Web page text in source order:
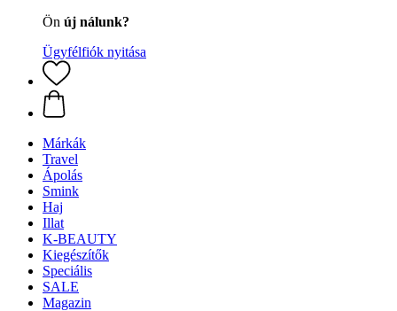
Ön új nálunk?
Ügyfélfiók nyitása
Márkák
Travel
Ápolás
Smink
Haj
Illat
K-BEAUTY
Kiegészítők
Speciális
SALE
Magazin